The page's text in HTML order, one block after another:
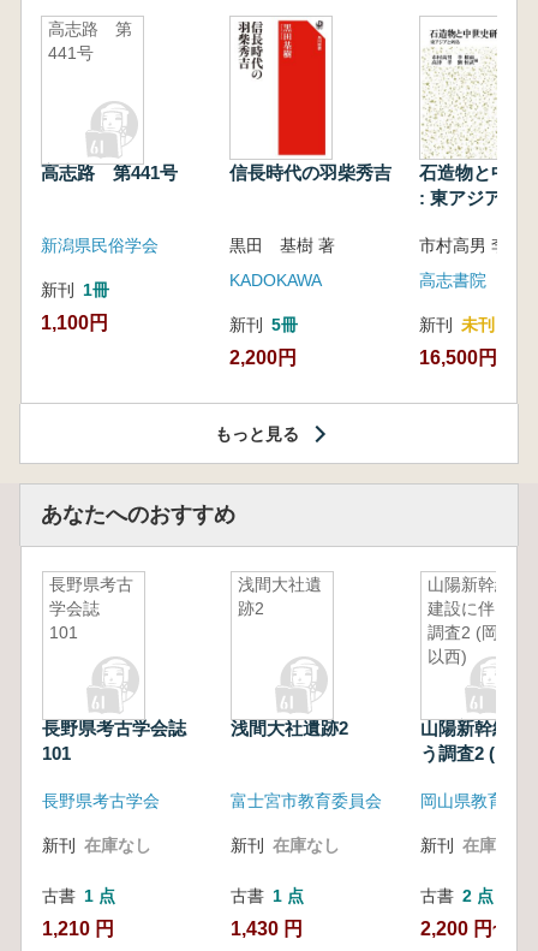
高志路 第
441号
高志路 第441号
新潟県民俗学会
新刊 1冊
1,100円
信長時代の羽柴秀吉
黒田 基樹 著
KADOKAWA
新刊 5冊
2,200円
石造物と中世
: 東アジアと
高志書院
新刊 未刊
16,500円
もっと見る
あなたへのおすすめ
長野県考古
学会誌
101
長野県考古学会誌
101
長野県考古学会
新刊 在庫なし
古書 1 点
1,210 円
浅間大社遺
跡2
浅間大社遺跡2
富士宮市教育委員会
新刊 在庫なし
古書 1 点
1,430 円
山陽新幹線
建設に伴う
調査2 (岡山
以西)
山陽新幹線建
う調査2 (岡
岡山県教育委
新刊 在庫なし
古書 2 点
2,200 円~